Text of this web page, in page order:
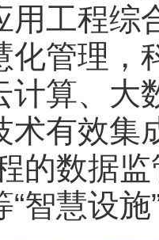
用工程
化管理，
计算、大
术有效集
的数据
“智慧设